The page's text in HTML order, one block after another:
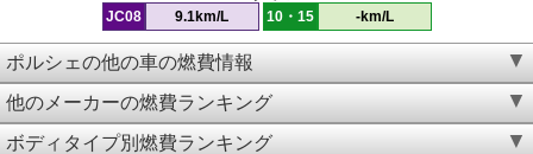
JC08 9.1km/L 10・15 -km/L
ポルシェの他の車の燃費情報
他のメーカーの燃費ランキング
ボディタイプ別燃費ランキング